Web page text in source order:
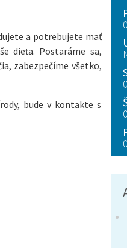
a potrebujete mať
dieťa. Postaráme sa,
zabezpečíme všetko,
bude v kontakte s